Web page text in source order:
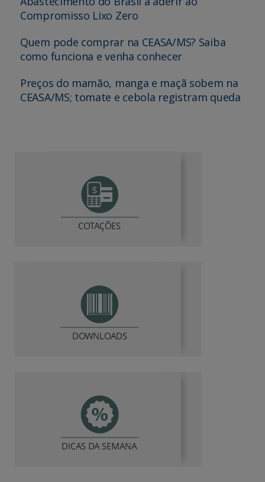
Compromisso Lixo Zero
Quem pode comprar na CEASA/MS? Saiba
como funciona e venha conhecer
Preços do mamão, manga e maçã sobem na
CEASA/MS; tomate e cebola registram queda